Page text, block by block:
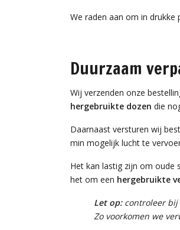
We raden aan om in drukke
Duurzaam
Wij verzenden onze
hergebruikte dozen die
Daarnaast versturen wij
min mogelijk lucht te
Het kan lastig zijn om oude
het om een hergebruikte
Let op:controleer bij
Zo voorkomen we